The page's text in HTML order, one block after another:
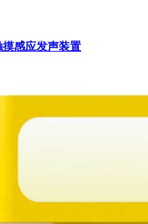
摸感应发声装置